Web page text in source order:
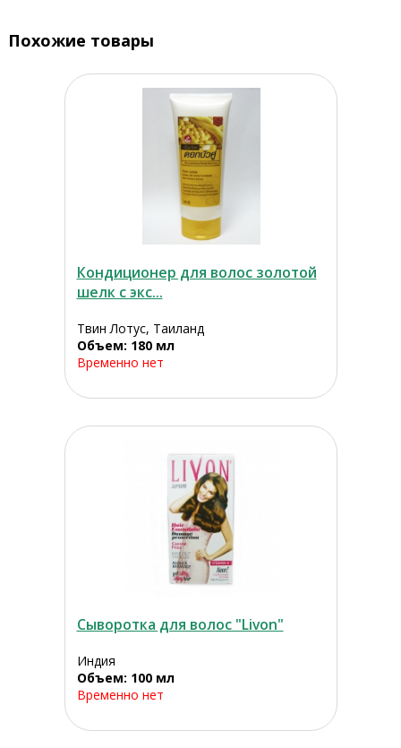
Похожие товары
Кондиционер для волос золотой
шелк с экс...
Твин Лотус, Таиланд
Объем: 180 мл
Временно нет
Сыворотка для волос "Livon"
Индия
Объем: 100 мл
Временно нет